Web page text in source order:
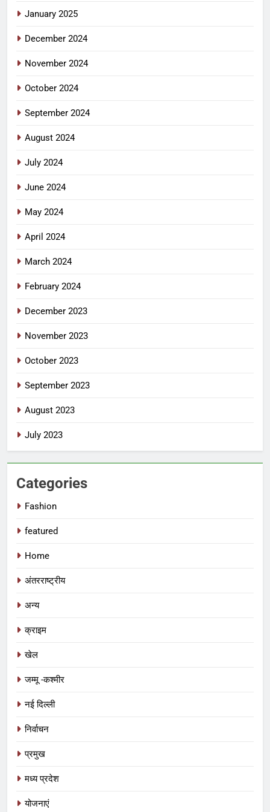
January 2025
December 2024
November 2024
October 2024
September 2024
August 2024
July 2024
June 2024
May 2024
April 2024
March 2024
February 2024
December 2023
November 2023
October 2023
September 2023
August 2023
July 2023
Categories
Fashion
featured
Home
अंतरराष्ट्रीय
अन्य
क्राइम
खेल
जम्मू -कश्मीर
नई दिल्ली
निर्वाचन
प्रमुख
मध्य प्रदेश
योजनाएं
5